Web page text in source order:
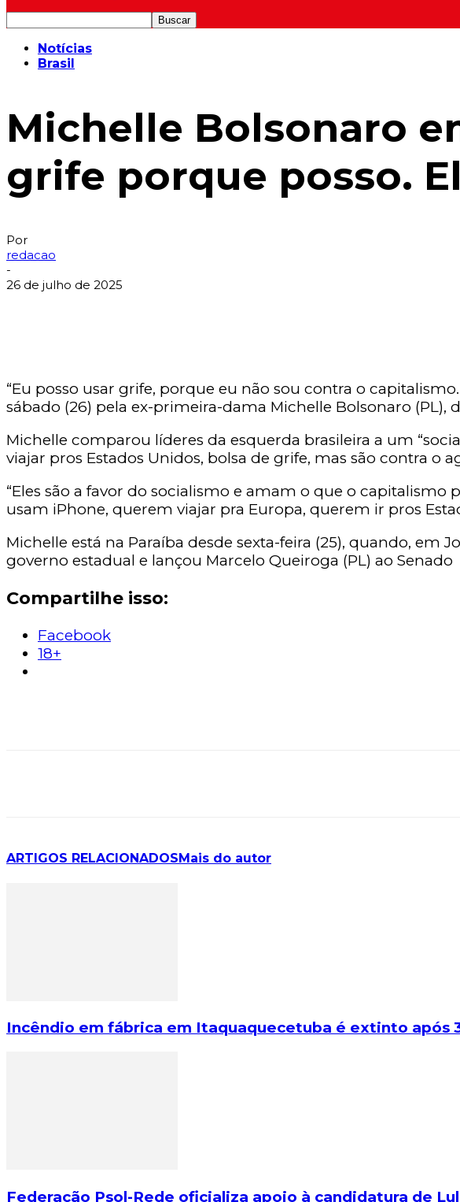
Notícias
Brasil
Michelle Bolsonaro
grife porque posso.
Por
redacao
-
26 de julho de 2025
“Eu posso usar grife, porque eu não sou contra o
sábado (26) pela ex-primeira-dama Michelle Bolsonaro (PL),
Michelle comparou líderes da esquerda brasileira a um
viajar pros Estados Unidos, bolsa de grife, mas são contra o
“Eles são a favor do socialismo e amam o que o
usam iPhone, querem viajar pra Europa, querem ir pros
Michelle está na Paraíba desde sexta-feira (25), quando, em
governo estadual e lançou Marcelo Queiroga (PL) ao Senado
Compartilhe isso:
Facebook
18+
ARTIGOS RELACIONADOS Mais do autor
Incêndio em fábrica em Itaquaquecetuba é extinto após
Federação Psol-Rede oficializa apoio à candidatura de